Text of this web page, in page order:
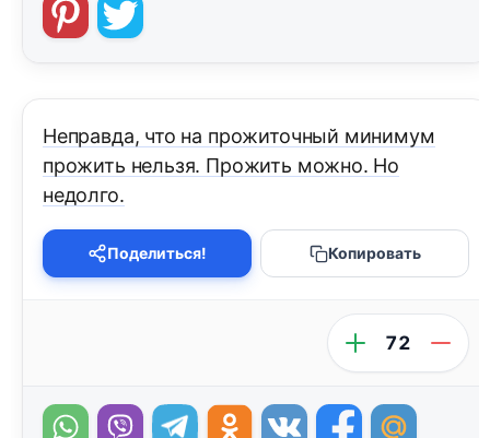
Неправда, что на прожиточный минимум
прожить нельзя. Прожить можно. Но
недолго.
Поделиться! Копировать
72